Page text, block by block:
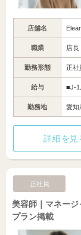
店舗名
職業 店長
勤務形態 正社
給与 ■J-1
勤務地 愛知
詳細を見
正社員
美容師｜マネー
プラン掲載